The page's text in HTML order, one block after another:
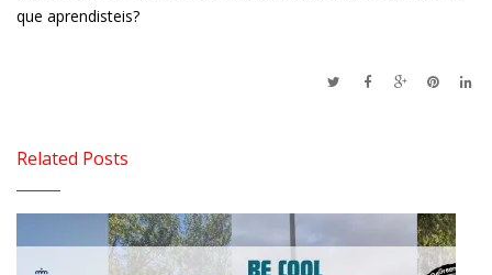
que aprendisteis?
Related Posts